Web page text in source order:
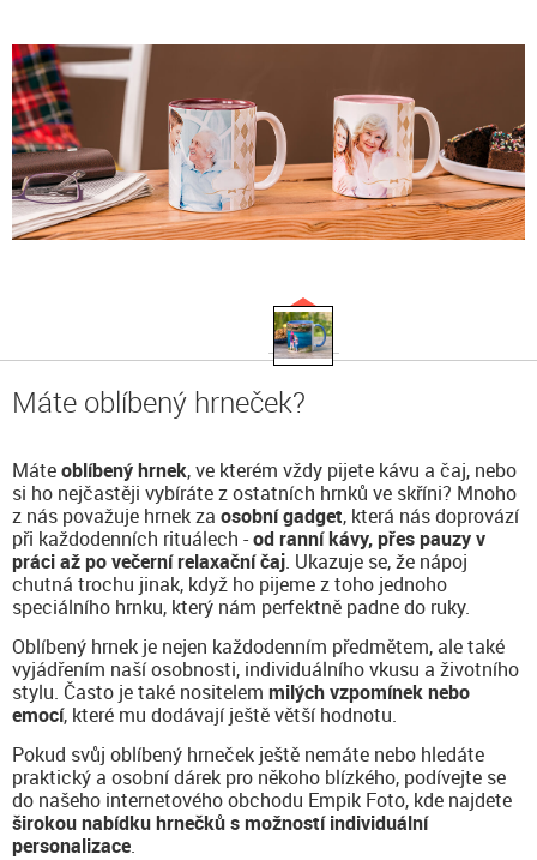
Máte oblíbený hrneček?
Máteoblíbený hrnek, ve kterém vždy pijete kávu a čaj, nebo
si ho nejčastěji vybíráte z ostatních hrnků ve skříni? Mnoho
z nás považuje hrnek za osobní gadget, která nás doprovází
při každodenních rituálech -od ranní kávy, přes pauzy v
práci až po večerní relaxační čaj. Ukazuje se, že nápoj
chutná trochu jinak, když ho pijeme z toho jednoho
speciálního hrnku, který nám perfektně padne do ruky.
Oblíbený hrnek je nejen každodenním předmětem, ale také
vyjádřením naší osobnosti, individuálního vkusu a životního
stylu. Často je také nositelem milých vzpomínek nebo
emocí, které mu dodávají ještě větší hodnotu.
Pokud svůj oblíbený hrneček ještě nemáte nebo hledáte
praktický a osobní dárek pro někoho blízkého, podívejte se
do našeho internetového obchodu Empik Foto, kde najdete
širokou nabídku hrnečků s možností individuální
personalizace.